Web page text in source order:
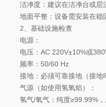
洁净度：建议在洁净台或层
地面平整：设备需安装在稳
2、基础设施检查
电源：
电压：AC 220V±10%或380V
频率：50/60 Hz
接地：必须可靠接地（接地
气源（如使用氢氧焰）：
氢气/氧气：纯度≥99.99%，